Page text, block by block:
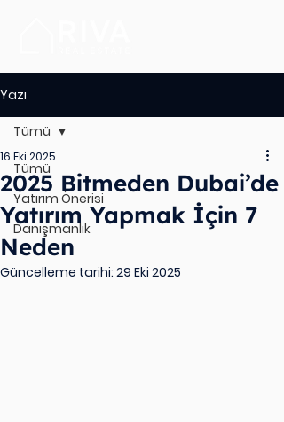
Yazı
Tümü
Yatırım Önerisi
Danışmanlık
Tümü
2025 Bitmeden Dubai’de
Yatırım Yapmak İçin 7
Neden
16 Eki 2025
Güncelleme tarihi: 29 Eki 2025